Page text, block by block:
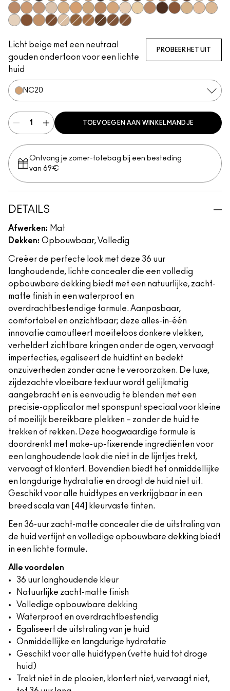
NC37N12NC65NC30NW35
N18NC27NW68
NC11NW50
NC63NC20NC35NC45NW55
NW11NC42
NW30
NW18NW20NC10NC17.5
NC25NC17NW25NW15NW10NC11.5
Licht beige met een neutraal
gouden ondertoon voor een lichte
huid
PROBEER HET UIT
NC20
TOEVOEGEN AAN WINKELMANDJE
Ontvang je zomer-totebag bij een besteding
van 69€
DETAILS
Afwerken: Mat
Dekken: Opbouwbaar, Volledig
Creëer de perfecte look met deze 36 uur
langhoudende, lichte concealer die een volledig
opbouwbare dekking biedt met een natuurlijke, zacht-
matte finish in een waterproof en
overdrachtbestendige formule. Aanpasbaar,
comfortabel en onzichtbaar; deze alles-in-één
innovatie camoufleert moeiteloos donkere vlekken,
verheldert zichtbare kringen onder de ogen, vervaagt
imperfecties, egaliseert de huidtint en bedekt
onzuiverheden zonder acne te veroorzaken. De luxe,
zijdezachte vloeibare textuur wordt gelijkmatig
aangebracht en is eenvoudig te blenden met een
precisie-applicator met sponspunt speciaal voor kleine
of moeilijk bereikbare plekken – zonder de huid te
trekken of rekken. Deze hoogwaardige formule is
doordrenkt met make-up-fixerende ingrediënten voor
een langhoudende look die niet in de lijntjes trekt,
vervaagt of klontert. Bovendien biedt het onmiddellijke
en langdurige hydratatie en droogt de huid niet uit.
Geschikt voor alle huidtypes en verkrijgbaar in een
breed scala van [44] kleurvaste tinten.
Een 36-uur zacht-matte concealer die de uitstraling van
de huid verfijnt en volledige opbouwbare dekking biedt
in een lichte formule.
Alle voordelen
36 uur langhoudende kleur
Natuurlijke zacht-matte finish
Volledige opbouwbare dekking
Waterproof en overdrachtbestendig
Egaliseert de uitstraling van je huid
Onmiddellijke en langdurige hydratatie
Geschikt voor alle huidtypen (vette huid tot droge
huid)
Trekt niet in de plooien, klontert niet, vervaagt niet,